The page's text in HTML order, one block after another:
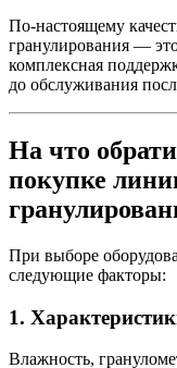
По-настоящему
гранулирования —
комплексная
до обслуживания
На что
покупке
При выборе
следующие факторы:
1.
Влажность,